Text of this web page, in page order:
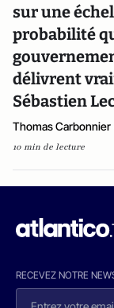
sur une
probabilité
délivrent
Sébastien
Thomas Carbonnier
10 min de lecture
RECEVEZ NOTRE